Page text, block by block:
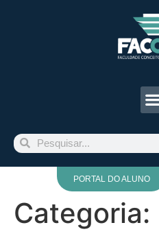
PORTAL DO ALUNO
Categoria: